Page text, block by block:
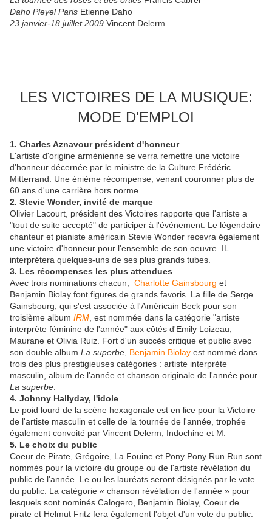
Daho Pleyel Paris Etienne Daho
23 janvier-18 juillet 2009 Vincent Delerm
LES VICTOIRES DE LA MUSIQUE:
MODE D'EMPLOI
1. Charles Aznavour président d'honneur
L'artiste d'origine arménienne se verra remettre une victoire
d'honneur décernée par le ministre de la Culture Frédéric
Mitterrand. Une énième récompense, venant couronner plus de
60 ans d'une carrière hors norme.
2. Stevie Wonder, invité de marque
Olivier Lacourt, président des Victoires rapporte que l'artiste a
"tout de suite accepté" de participer à l'événement. Le légendaire
chanteur et pianiste américain Stevie Wonder recevra également
une victoire d'honneur pour l'ensemble de son oeuvre. IL
interprétera quelques-uns de ses plus grands tubes.
3. Les récompenses les plus attendues
Avec trois nominations chacun, Charlotte Gainsbourg et
Benjamin Biolay font figures de grands favoris. La fille de Serge
Gainsbourg, qui s'est associée à l'Américain Beck pour son
troisième album IRM , est nommée dans la catégorie "artiste
interprète féminine de l'année" aux côtés d'Emily Loizeau,
Maurane et Olivia Ruiz. Fort d'un succès critique et public avec
son double album La superbe Benjamin Biolay est nommé dans
trois des plus prestigieuses catégories : artiste interprète
masculin, album de l'année et chanson originale de l'année pour
La superbe
4. Johnny Hallyday, l'idole
Le poid lourd de la scène hexagonale est en lice pour la Victoire
de l'artiste masculin et celle de la tournée de l'année, trophée
également convoité par Vincent Delerm, Indochine et M.
5. Le choix du public
Coeur de Pirate, Grégoire, La Fouine et Pony Pony Run Run sont
nommés pour la victoire du groupe ou de l'artiste révélation du
public de l'année. Le ou les lauréats seront désignés par le vote
du public. La catégorie « chanson révélation de l'année » pour
lesquels sont nominés Calogero, Benjamin Biolay, Coeur de
pirate et Helmut Fritz fera également l'objet d'un vote du public.